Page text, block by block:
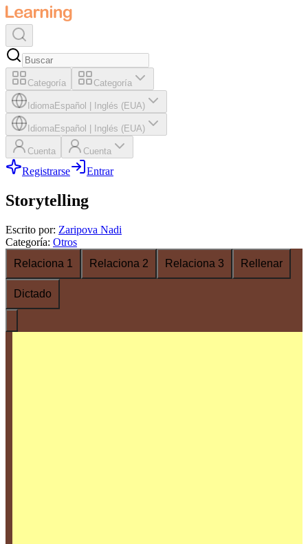
Categoría Categoría
IdiomaEspañol Inglés (EUA)
IdiomaEspañol Inglés (EUA)
Cuenta Cuenta
Registrarse Entrar
Storytelling
Escrito por: Zaripova Nadi
Categoría: Otros
Relaciona 1
Relaciona 2 Relaciona 3 Rellenar
Dictado